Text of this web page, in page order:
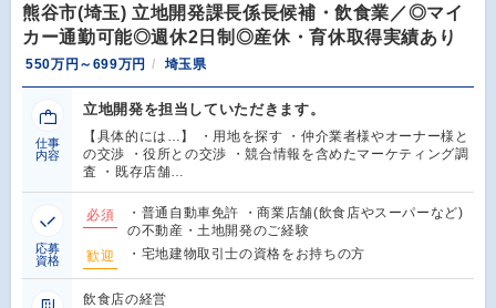
熊谷市(埼玉) 立地開発課長係長候補・飲食業／◎マイ
カー通勤可能◎週休2日制◎産休・育休取得実績あり
550万円～699万円 埼玉県
仕事
内容
立地開発を担当していただきます。
【具体的には…】 ・用地を探す ・仲介業者様やオーナー様と
の交渉 ・役所との交渉 ・競合情報を含めたマーケティング調
査 ・既存店舗…
応募
資格
必須
・普通自動車免許 ・商業店舗(飲食店やスーパーなど)
の不動産・土地開発のご経験
歓迎
・宅地建物取引士の資格をお持ちの方
飲食店の経営